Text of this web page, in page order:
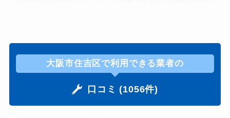
大阪市住吉区で利用できる業者の
口コミ (1056件)